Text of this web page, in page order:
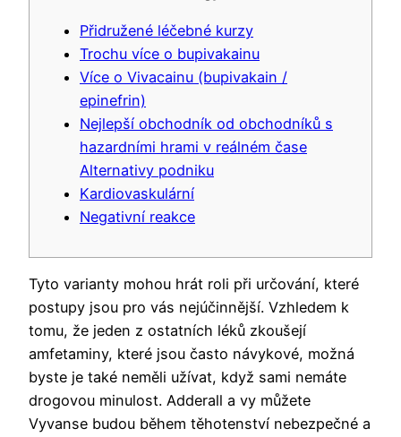
Přidružené léčebné kurzy
Trochu více o bupivakainu
Více o Vivacainu (bupivakain /
epinefrin)
Nejlepší obchodník od obchodníků s
hazardními hrami v reálném čase
Alternativy podniku
Kardiovaskulární
Negativní reakce
Tyto varianty mohou hrát roli při určování, které
postupy jsou pro vás nejúčinnější. Vzhledem k
tomu, že jeden z ostatních léků zkoušejí
amfetaminy, které jsou často návykové, možná
byste je také neměli užívat, když sami nemáte
drogovou minulost. Adderall a vy můžete
Vyvanse budou během těhotenství nebezpečné a